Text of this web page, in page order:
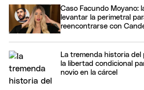
Caso Facundo Moyano:
levantar la perimetral
reencontrarse con
La tremenda historia del
la libertad condicional
novio en la cárcel